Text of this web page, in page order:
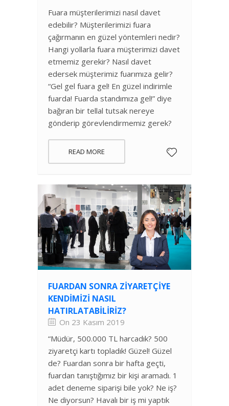
Fuara müşterilerimizi nasıl davet
edebilir? Müşterilerimizi fuara
çağırmanın en güzel yöntemleri nedir?
Hangi yollarla fuara müşterimizi davet
etmemiz gerekir? Nasıl davet
edersek müşterimiz fuarımıza gelir?
“Gel gel fuara gel! En güzel indirimle
fuarda! Fuarda standımıza gel!” diye
bağıran bir tellal tutsak nereye
gönderip görevlendirmemiz gerek?
READ MORE
FUARDAN SONRA ZIYARETÇIYE
KENDIMIZI NASIL
HATIRLATABILIRIZ?
On 23 Kasım 2019
“Müdür, 500.000 TL harcadık? 500
ziyaretçi kartı topladık! Güzel! Güzel
de? Fuardan sonra bir hafta geçti,
fuardan tanıştığımız bir kişi aramadı. 1
adet deneme siparişi bile yok? Ne iş?
Ne diyorsun? Havalı bir iş mi yaptık